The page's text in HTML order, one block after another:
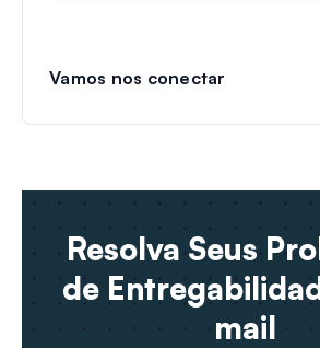
Vamos nos conectar
Resolva Seus
de
mail